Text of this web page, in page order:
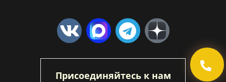
Присоединяйтесь к нам